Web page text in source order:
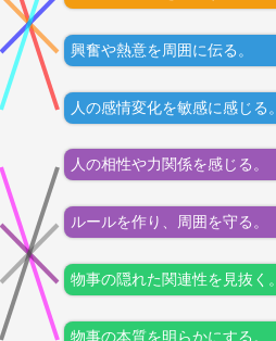
興奮や熱意を周囲に伝る。
人の感情変化を敏感に感じる。
人の相性や力関係を感じる。
ルールを作り、周囲を守る。
物事の隠れた関連性を見抜く。
物事の本質を明らかにする。